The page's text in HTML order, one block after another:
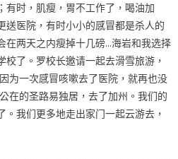
有时，肌瘦，胃不工作了，喝油加
送医院，有时小小的感冒都是杀人的
在两天之内瘦掉十几磅…海岩和我选择
了。罗校长邀请一起去滑雪旅游，
为一次感冒咳嗽去了医院，就再也没
在的圣路易独居，去了加州。我们的
我们更多地走出家门一起云游去，